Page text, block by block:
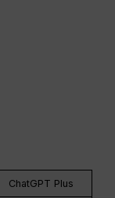
ChatGPT Plus